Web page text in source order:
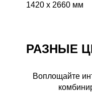
1420 х 2660 мм
РАЗНЫЕ
Воплощайте